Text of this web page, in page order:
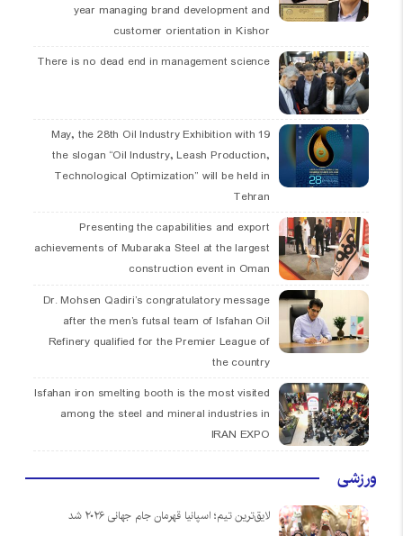
year managing brand development and
customer orientation in Kishor
There is no dead end in management science
19 May, the 28th Oil Industry Exhibition with
the slogan “Oil Industry, Leash Production,
Technological Optimization” will be held in
Tehran
Presenting the capabilities and export
achievements of Mubaraka Steel at the largest
construction event in Oman
Dr. Mohsen Qadiri’s congratulatory message
after the men’s futsal team of Isfahan Oil
Refinery qualified for the Premier League of
the country
Isfahan iron smelting booth is the most visited
among the steel and mineral industries in
IRAN EXPO
ورزشی
لایق‌ترین تیم؛ اسپانیا قهرمان جام جهانی ۲۰۲۶ شد